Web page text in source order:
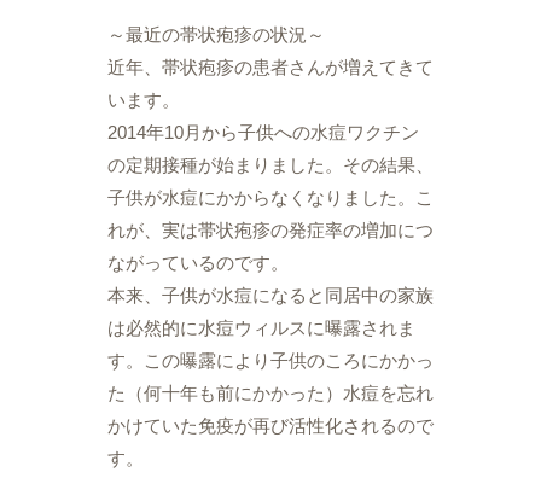
～最近の帯状疱疹の状況～
近年、帯状疱疹の患者さんが増えてきて
います。
2014年10月から子供への水痘ワクチン
の定期接種が始まりました。その結果、
子供が水痘にかからなくなりました。こ
れが、実は帯状疱疹の発症率の増加につ
ながっているのです。
本来、子供が水痘になると同居中の家族
は必然的に水痘ウィルスに曝露されま
す。この曝露により子供のころにかかっ
た（何十年も前にかかった）水痘を忘れ
かけていた免疫が再び活性化されるので
す。